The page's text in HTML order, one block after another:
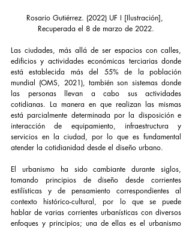
Rosario Gutiérrez. (2022) UF I [Ilustración],
Recuperada el 8 de marzo de 2022.
Las ciudades, más allá de ser espacios con calles,
edificios y actividades económicas terciarias donde
está establecida más del 55% de la población
mundial (OMS, 2021), también son sistemas donde
las personas llevan a cabo sus actividades
cotidianas. La manera en que realizan las mismas
está parcialmente determinada por la disposición e
interacción de equipamiento, infraestructura y
servicios en la ciudad, por lo que es fundamental
atender la cotidianidad desde el diseño urbano.
El urbanismo ha sido cambiante durante siglos,
tomando principios de diseño desde corrientes
estilísticas y de pensamiento correspondientes al
contexto histórico-cultural, por lo que se puede
hablar de varias corrientes urbanísticas con diversos
enfoques y principios; una de ellas es el urbanismo